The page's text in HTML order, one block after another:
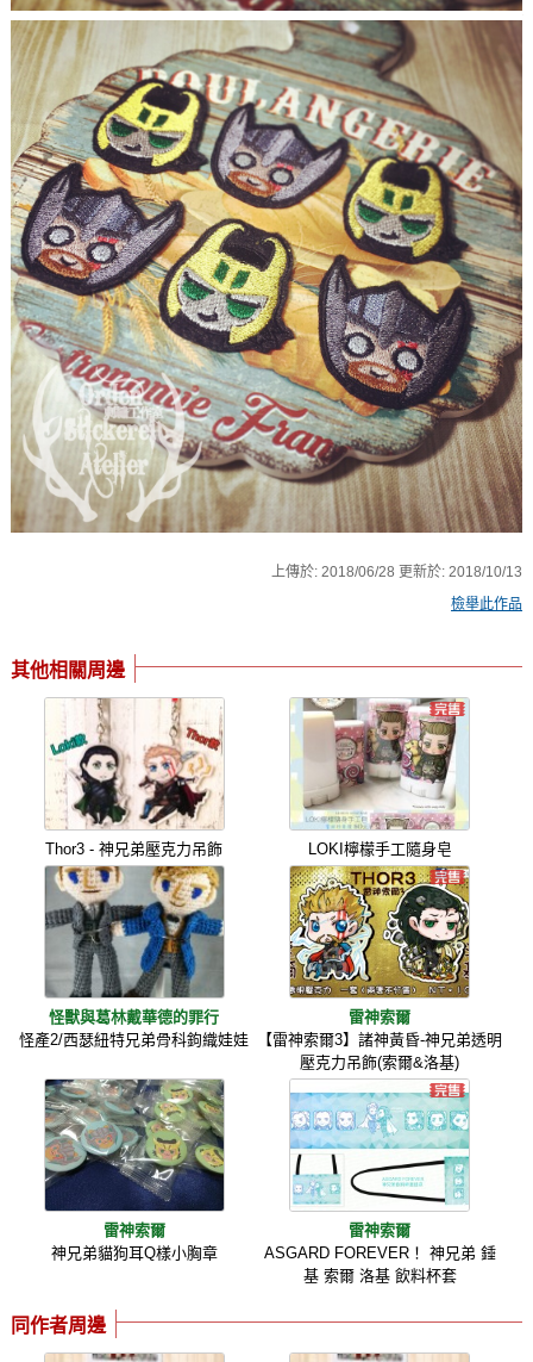
上傳於:2018/06/28 更新於:2018/10/13
檢舉此作品
其他相關周邊
Thor3 - 神兄弟壓克力吊飾 LOKI檸檬手工隨身皂
怪獸與葛林戴華德的罪行
怪產2/西瑟紐特兄弟骨科鉤織娃娃
雷神索爾
【雷神索爾3】諸神黃昏-神兄弟透明
壓克力吊飾(索爾&洛基)
雷神索爾
神兄弟貓狗耳Q樣小胸章
雷神索爾
ASGARD FOREVER！ 神兄弟 錘
基 索爾 洛基 飲料杯套
同作者周邊